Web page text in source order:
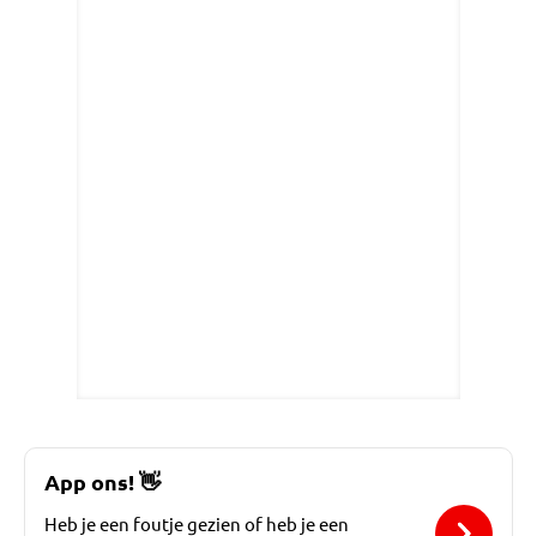
App ons!👋
Heb je een foutje gezien of heb je een